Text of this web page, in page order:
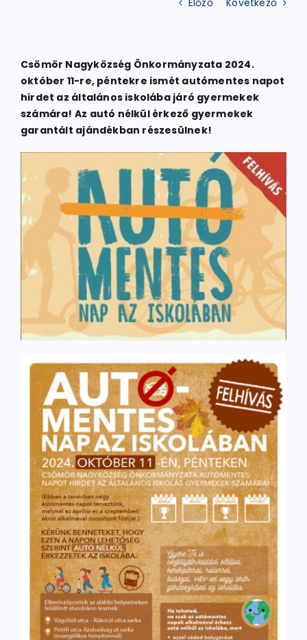
KERÉKPÁR
EGYÉB SPORTÁGAK
PÁLYÁK
ELÉRHETŐSÉGEK
TAGDÍJ BEFIZETÉS
Előző Következő
Csömör Nagyközség Önkormányzata 2024.
október 11-re, péntekre ismét autómentes napot
hirdet az általános iskolába járó gyermekek
számára! Az autó nélkül érkező gyermekek
garantált ajándékban részesülnek!